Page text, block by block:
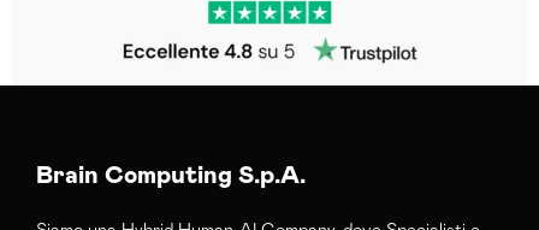
Brain Computing S.p.A.